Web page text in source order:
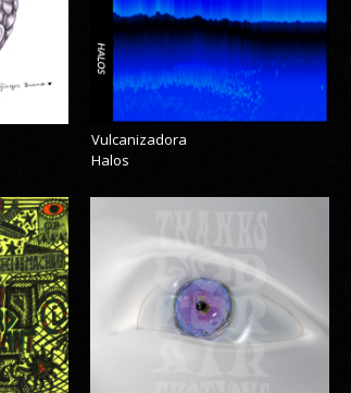
Vulcanizadora
Halos